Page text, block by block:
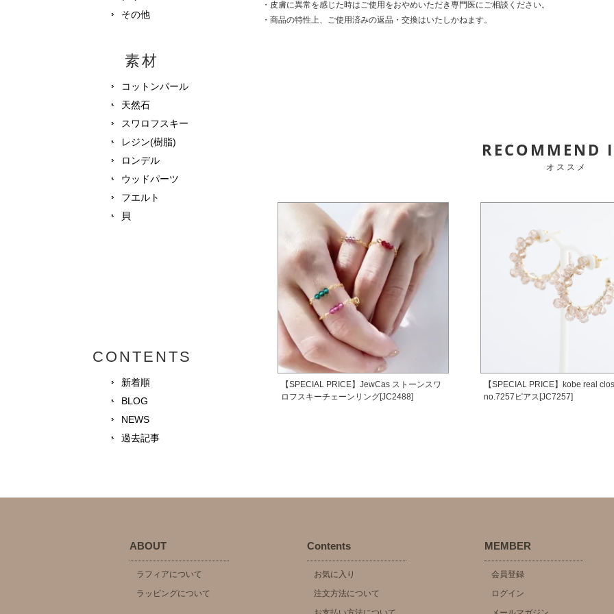
・皮膚に異常を感じた時はご使用をおやめいただき専門医にご相談ください。
・商品の特性上、ご使用済みの返品・交換はいたしかねます。
RECOMMEND
オススメ
【SPECIAL PRICE】JewCas ストーンスワ
ロフスキーチェーンリング[JC2488]
【SPECIAL PRICE】kobe real
no.7257ピアス[JC7257]
その他
素材
コットンパール
天然石
スワロフスキー
レジン(樹脂)
ロンデル
ウッドパーツ
フエルト
貝
CONTENTS
新着順
BLOG
NEWS
過去記事
ABOUT
ラフィアについて
ラッピングについて
Contents
お気に入り
注文方法について
MEMBER
会員登録
ログイン